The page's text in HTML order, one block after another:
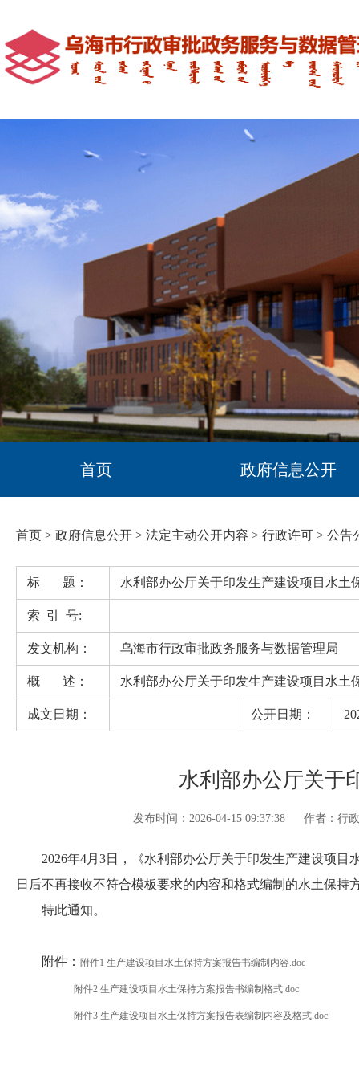
首页 政府信息公开
首页 > 政府信息公开 > 法定主动公开内容 > 行政许可 > 公告
标 题： 水利部办公厅关于印发生产建设项目水土
索 引 号:
发文机构： 乌海市行政审批政务服务与数据管理局
概 述： 水利部办公厅关于印发生产建设项目水土
成文日期： 公开日期：
水利部办公厅关于
发布时间：2026-04-15 09:37:38 作者：行
2026年4月3日，《水利部办公厅关于印发生产建设项目
日后不再接收不符合模板要求的内容和格式编制的水土保持
特此通知。
附件： 附件1 生产建设项目水土保持方案报告书编制内容.doc
附件2 生产建设项目水土保持方案报告书编制格式.doc
附件3 生产建设项目水土保持方案报告表编制内容及格式.doc